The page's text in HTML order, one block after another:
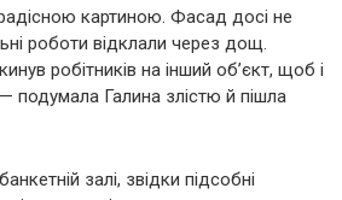
картиною. Фасад досі не
роботи відклали через дощ.
робітників на інший об’єкт, щоб і
подумала Галина злістю й пішла
залі, звідки підсобні